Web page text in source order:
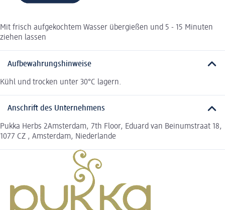
Mit frisch aufgekochtem Wasser übergießen und 5 - 15 Minuten
ziehen lassen
Aufbewahrungshinweise
Kühl und trocken unter 30°C lagern.
Anschrift des Unternehmens
Pukka Herbs 2Amsterdam, 7th Floor, Eduard van Beinumstraat 18,
1077 CZ , Amsterdam, Niederlande